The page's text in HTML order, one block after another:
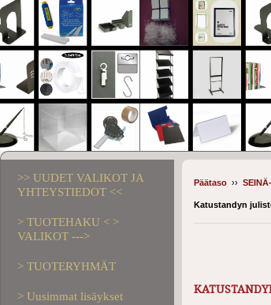
Päätaso ››
Katustandyn
>> UUDET VALIKOT JA
YHTEYSTIEDOT <<
> TUOTEHAKU < >
VALIKOT --->
> TUOTERYHMÄT
> Uusimmat lisäykset